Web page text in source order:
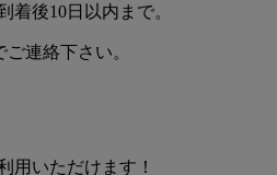
着後10日以内まで。
ご連絡下さい。
用いただけます！